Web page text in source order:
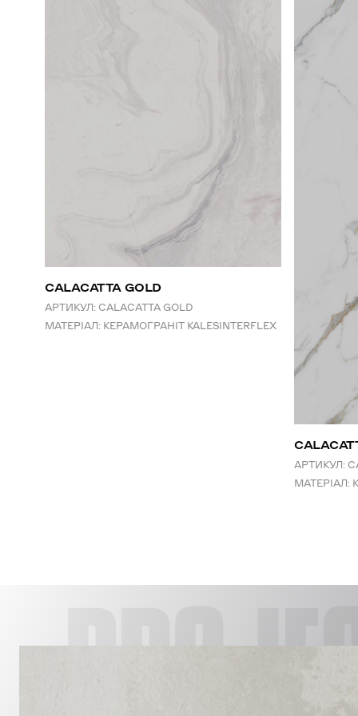
CALACATTA GOLD
АРТИКУЛ: CALACATTA GOLD
МАТЕРІАЛ: КЕРАМОГРАНІТ KALESINTERFLEX
АРТИКУЛ:
МАТЕРІАЛ: